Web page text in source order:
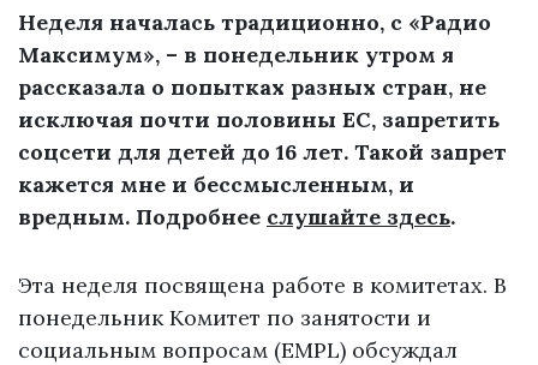
Неделя началась традиционно, с «Радио
Максимум», – в понедельник утром я
рассказала о попытках разных стран, не
исключая почти половины ЕС, запретить
соцсети для детей до 16 лет. Такой запрет
кажется мне и бессмысленным, и
вредным. Подробнее слушайте здесь.
Эта неделя посвящена работе в комитетах. В
понедельник Комитет по занятости и
социальным вопросам (EMPL) обсуждал